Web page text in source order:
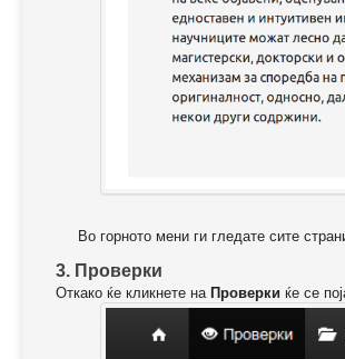
Во горното мени ги гледате сите
3. Проверки
Откако ќе кликнете на Проверки ќе се